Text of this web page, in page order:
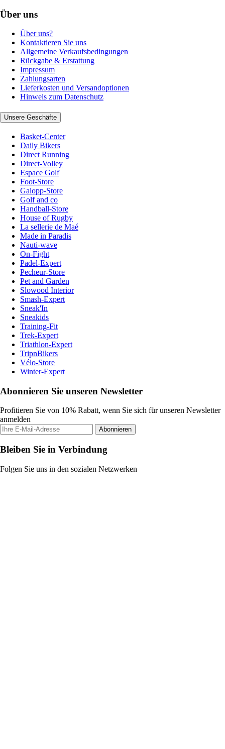
Über uns
Über uns?
Kontaktieren Sie uns
Allgemeine Verkaufsbedingungen
Rückgabe & Erstattung
Impressum
Zahlungsarten
Lieferkosten und Versandoptionen
Hinweis zum Datenschutz
Unsere Geschäfte
Basket-Center
Daily Bikers
Direct Running
Direct-Volley
Espace Golf
Foot-Store
Galopp-Store
Golf and co
Handball-Store
House of Rugby
La sellerie de Maé
Made in Paradis
Nauti-wave
On-Fight
Padel-Expert
Pecheur-Store
Pet and Garden
Slowood Interior
Smash-Expert
Sneak'In
Sneakids
Training-Fit
Trek-Expert
Triathlon-Expert
TripnBikers
Vélo-Store
Winter-Expert
Abonnieren Sie unseren Newsletter
Profitieren Sie von 10% Rabatt, wenn Sie sich für unseren Newsletter
anmelden
Abonnieren
Bleiben Sie in Verbindung
Folgen Sie uns in den sozialen Netzwerken